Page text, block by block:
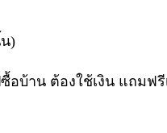
)
บ้าน ต้องใช้เงิน แถมฟ